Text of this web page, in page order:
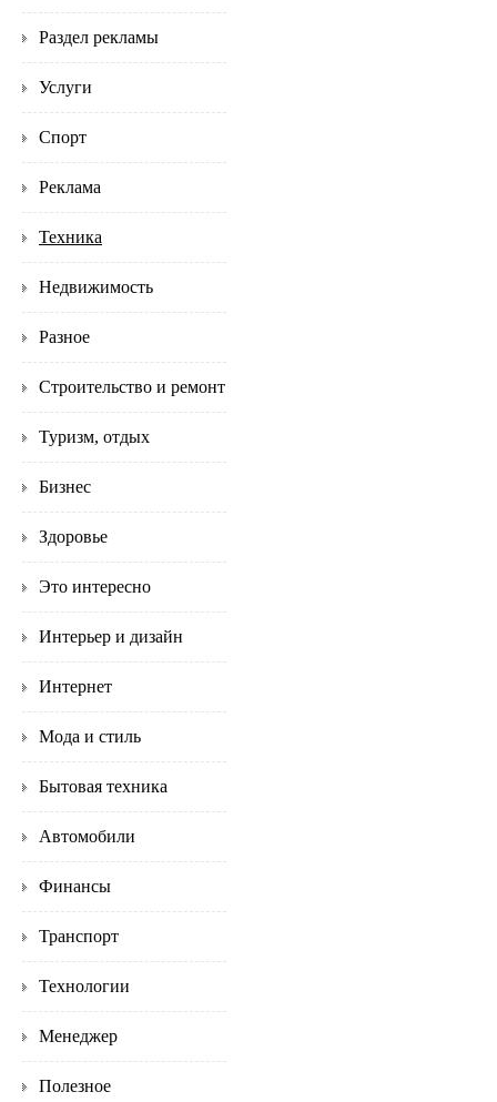
Раздел рекламы
Услуги
Спорт
Реклама
Техника
Недвижимость
Разное
Строительство и ремонт
Туризм, отдых
Бизнес
Здоровье
Это интересно
Интерьер и дизайн
Интернет
Мода и стиль
Бытовая техника
Автомобили
Финансы
Транспорт
Технологии
Менеджер
Полезное